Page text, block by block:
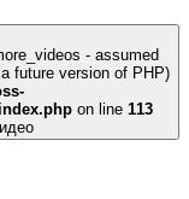
future version of PHP)
on line 113